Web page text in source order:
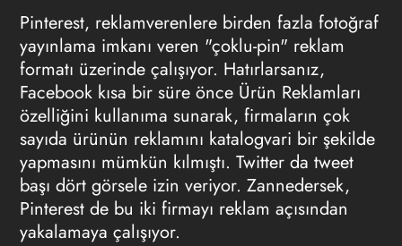
Pinterest, reklamverenlere birden fazla fotoğraf
yayınlama imkanı veren "çoklu-pin" reklam
formatı üzerinde çalışıyor. Hatırlarsanız,
Facebook kısa bir süre önce Ürün Reklamları
özelliğini kullanıma sunarak, firmaların çok
sayıda ürünün reklamını katalogvari bir şekilde
yapmasını mümkün kılmıştı. Twitter da tweet
başı dört görsele izin veriyor. Zannedersek,
Pinterest de bu iki firmayı reklam açısından
yakalamaya çalışıyor.